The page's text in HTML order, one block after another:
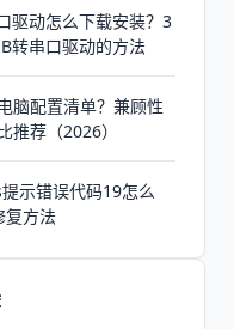
驱动怎么下载安装？3
转串口驱动的方法
脑配置清单？兼顾性
推荐（2026）
示错误代码19怎么
复方法